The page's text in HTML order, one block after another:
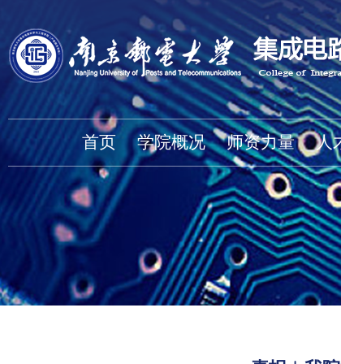
首页 学院概况 师资力量 人